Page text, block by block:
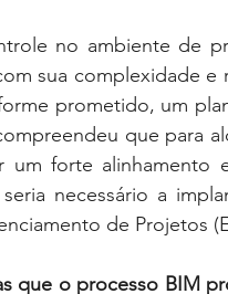
no ambiente de
sua complexidade e
prometido, um
que para
um forte alinhamento
necessário a
de Projetos
que o processo BIM